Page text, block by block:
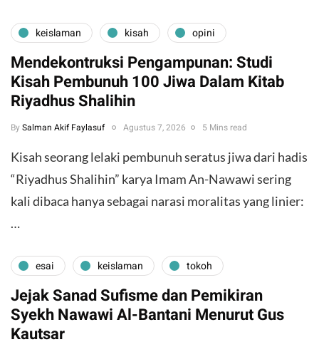
keislaman kisah opini
Mendekontruksi Pengampunan: Studi
Kisah Pembunuh 100 Jiwa Dalam Kitab
Riyadhus Shalihin
By Salman Akif Faylasuf Agustus 7, 2026 5 Mins read
Kisah seorang lelaki pembunuh seratus jiwa dari hadis
“Riyadhus Shalihin” karya Imam An-Nawawi sering
kali dibaca hanya sebagai narasi moralitas yang linier:
…
esai keislaman tokoh
Jejak Sanad Sufisme dan Pemikiran
Syekh Nawawi Al-Bantani Menurut Gus
Kautsar